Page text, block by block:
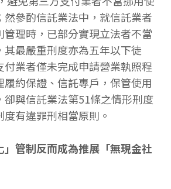
然參酌信託業法中，就信託業者
理時，已部分實現立法者不當
其最嚴重刑度亦為五年以下徒
業者僅未完成申請營業執照程
履約保證、信託專戶，保管使用
卻與信託業法第51條之情形刑度
有違罪刑相當原則。
」管制反而成為推展「無現金社